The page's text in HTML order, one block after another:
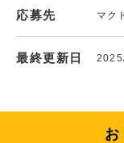
応募先 マク
最終更新日